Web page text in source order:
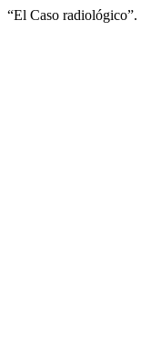
“El Caso radiológico”.